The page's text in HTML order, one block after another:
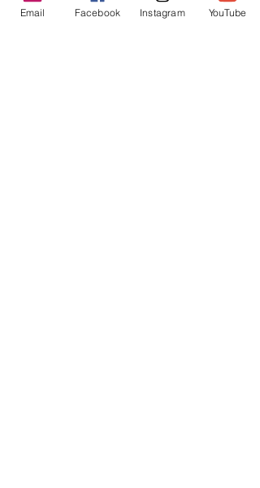
Email Facebook Instagram YouTube